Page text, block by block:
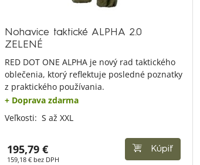
Nohavice taktické ALPHA 2.0
ZELENÉ
RED DOT ONE ALPHA je nový rad taktického
oblečenia, ktorý reflektuje posledné poznatky
z praktického používania.
+ Doprava zdarma
Veľkosti: S až XXL
195,79 €
159,18 € bez DPH
Kúpiť